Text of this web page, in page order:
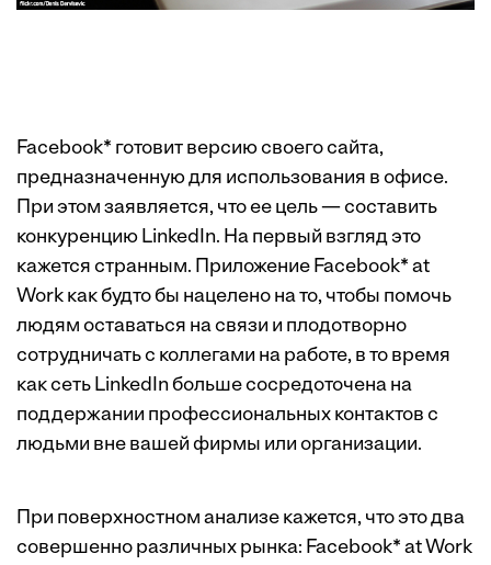
Facebook* готовит версию своего сайта,
предназначенную для использования в офисе.
При этом заявляется, что ее цель — составить
конкуренцию LinkedIn. На первый взгляд это
кажется странным. Приложение Facebook* at
Work как будто бы нацелено на то, чтобы помочь
людям оставаться на связи и плодотворно
сотрудничать с коллегами на работе, в то время
как сеть LinkedIn больше сосредоточена на
поддержании профессиональных контактов с
людьми вне вашей фирмы или организации.
При поверхностном анализе кажется, что это два
совершенно различных рынка: Facebook* at Work